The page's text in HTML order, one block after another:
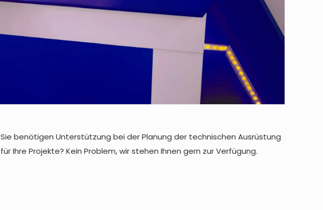
Sie benötigen Unterstützung bei der Planung der technischen Ausrüstung
für Ihre Projekte? Kein Problem, wir stehen Ihnen gern zur Verfügung.